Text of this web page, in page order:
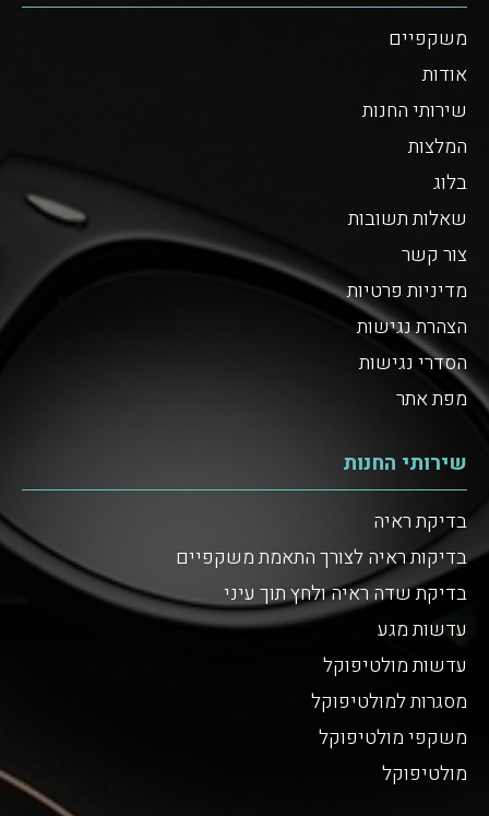
משקפיים
אודות
שירותי החנות
המלצות
בלוג
שאלות תשובות
צור קשר
מדיניות פרטיות
הצהרת נגישות
הסדרי נגישות
מפת אתר
שירותי החנות
בדיקת ראיה
בדיקות ראיה לצורך התאמת משקפיים
בדיקת שדה ראיה ולחץ תוך עיני
עדשות מגע
עדשות מולטיפוקל
מסגרות למולטיפוקל
משקפי מולטיפוקל
מולטיפוקל